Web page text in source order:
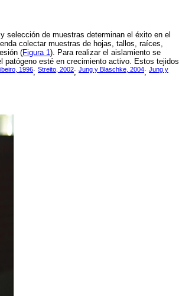
selección de muestras determinan el éxito en el
colectar muestras de hojas, tallos, raíces,
(Figura 1). Para realizar el aislamiento se
patógeno esté en crecimiento activo. Estos tejidos
1996; Streito, 2002; Jung y Blaschke, 2004; Jung y